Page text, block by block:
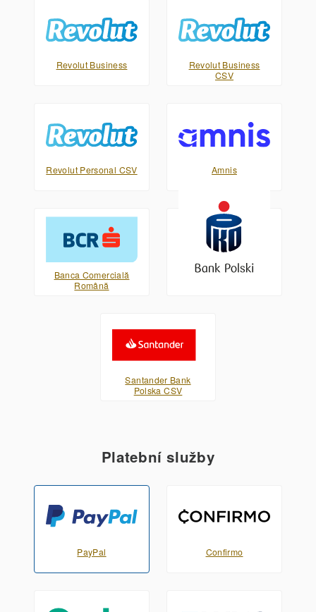
Revolut Business
Revolut Business
CSV
Revolut Personal CSV Amnis
Banca Comercială
Română
PKO Bank Polski XML
Santander Bank
Polska CSV
Platební služby
PayPal Confirmo